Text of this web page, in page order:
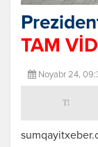
TAM
Noyabr 24,